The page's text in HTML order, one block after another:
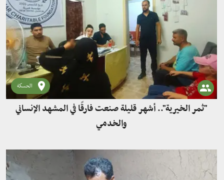
الحسكة
"ثمر الخيرية".. أشهر قليلة صنعت فارقًا في المشهد الإنساني
والخدمي